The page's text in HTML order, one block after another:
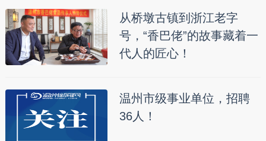
从桥墩古镇到浙江老字
号，“香巴佬”的故事藏着一
代人的匠心！
温州市级事业单位，招聘
36人！